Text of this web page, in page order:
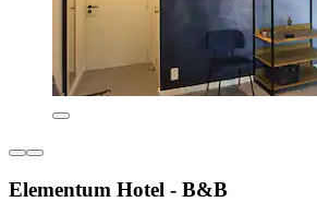
Elementum Hotel - B&B